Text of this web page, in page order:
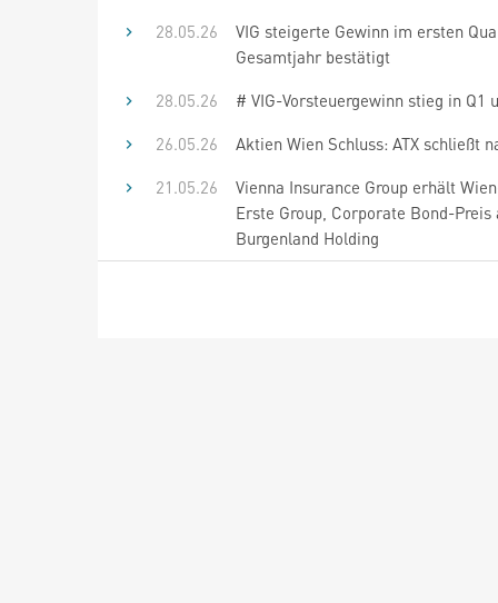
28.05.26
VIG steigerte Gewinn im ersten
Gesamtjahr bestätigt
28.05.26
# VIG-Vorsteuergewinn stieg in Q1
26.05.26
Aktien Wien Schluss: ATX schließt
21.05.26
Vienna Insurance Group erhält
Erste Group, Corporate Bond-
Burgenland Holding